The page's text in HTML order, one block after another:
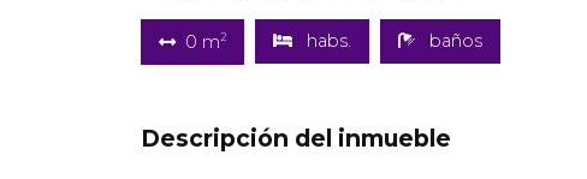
0 m2 habs. baños
Descripción del inmueble